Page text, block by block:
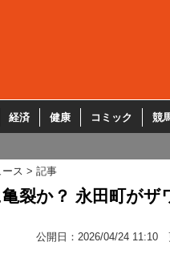
経済 健康 コミック 競
ス 記事
裂か？ 永田町がザ
公開日： 2026/04/24 11:10